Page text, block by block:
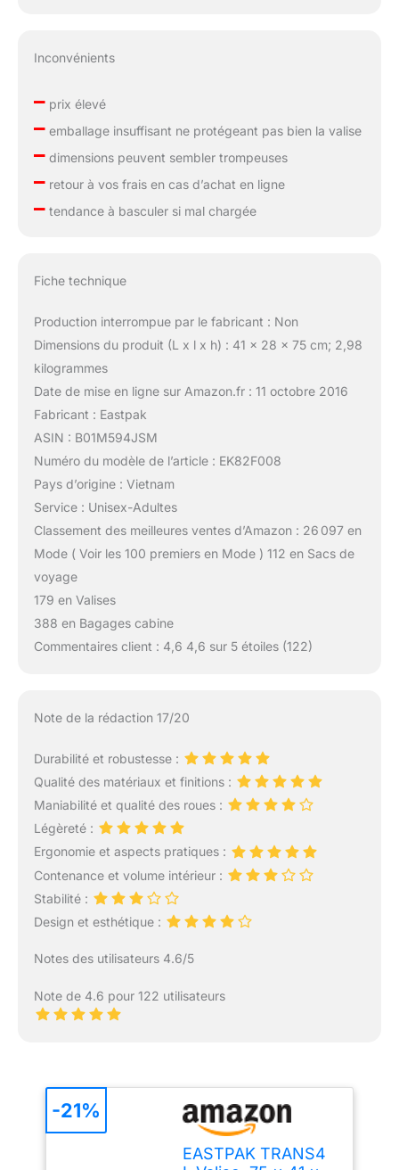
Inconvénients
–prix élevé
–emballage insuffisant ne protégeant pas bien la valise
–dimensions peuvent sembler trompeuses
–retour à vos frais en cas d’achat en ligne
–tendance à basculer si mal chargée
Fiche technique
Production interrompue par le fabricant : Non
Dimensions du produit (L x l x h) : 41 x 28 x 75 cm; 2,98
kilogrammes
Date de mise en ligne sur Amazon.fr : 11 octobre 2016
Fabricant : Eastpak
ASIN : B01M594JSM
Numéro du modèle de l’article : EK82F008
Pays d’origine : Vietnam
Service : Unisex-Adultes
Classement des meilleures ventes d’Amazon : 26 097 en
Mode ( Voir les 100 premiers en Mode ) 112 en Sacs de
voyage
179 en Valises
388 en Bagages cabine
Commentaires client : 4,6 4,6 sur 5 étoiles (122)
Note de la rédaction 17/20
Durabilité et robustesse :
Qualité des matériaux et finitions :
Maniabilité et qualité des roues :
Légèreté :
Ergonomie et aspects pratiques :
Contenance et volume intérieur :
Stabilité :
Design et esthétique :
Notes des utilisateurs 4.6/5
Note de 4.6 pour 122 utilisateurs
EASTPAK TRANS4
-21%